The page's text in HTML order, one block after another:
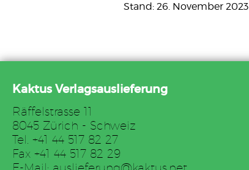
Stand: 26. November 2023
Kaktus Verlagsauslieferung
Räffelstrasse 11
8045 Zürich - Schweiz
Tel. +41 44 517 82 27
Fax +41 44 517 82 29
E-Mail: auslieferung@kaktus.net